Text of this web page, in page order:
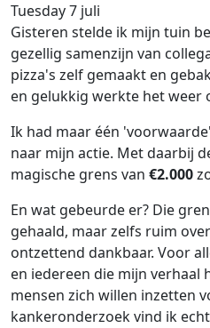
Tuesday 7 juli
Gisteren stelde ik mijn tuin
gezellig samenzijn van
pizza's zelf gemaakt en
en gelukkig werkte het weer
Ik had maar één
naar mijn actie. Met daarbij
magische grens van €2.000
En wat gebeurde er? Die
gehaald, maar zelfs ruim
ontzettend dankbaar. Voor
en iedereen die mijn verhaal
mensen zich willen inzetten
kankeronderzoek vind ik